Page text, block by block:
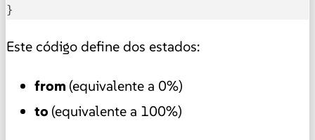
}
Este código define dos estados:
from (equivalente a 0%)
to (equivalente a 100%)